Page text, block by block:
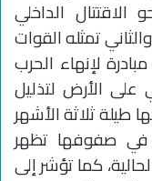
الاقتتال الداخلي
تمثله القوات
لإنهاء الحرب
الأرض لتذليل
طيلة ثلاثة الأشهر
في صفوفها تظهر
كما تؤشر إلى